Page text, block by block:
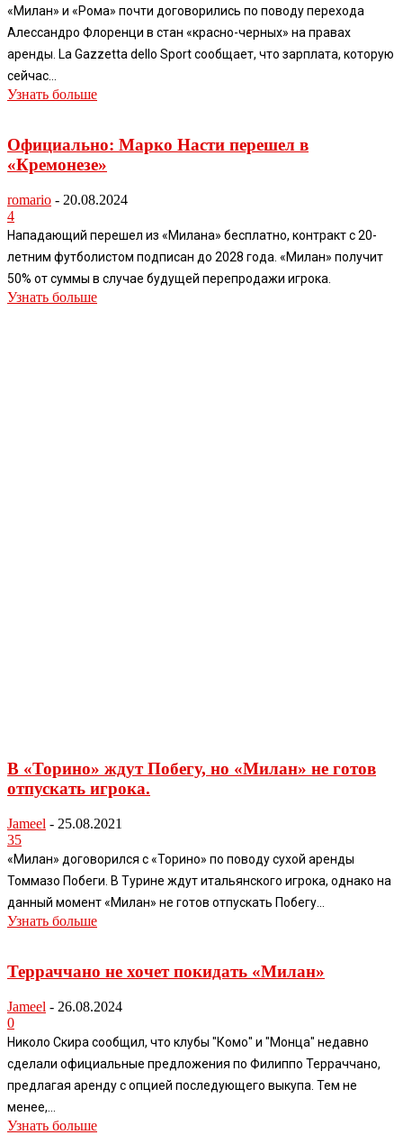
«Милан» и «Рома» почти договорились по поводу перехода
Алессандро Флоренци в стан «красно-черных» на правах
аренды. La Gazzetta dello Sport сообщает, что зарплата, которую
сейчас...
Узнать больше
Официально: Марко Насти перешел в
«Кремонезе»
romario - 20.08.2024
4
Нападающий перешел из «Милана» бесплатно, контракт с 20-
летним футболистом подписан до 2028 года. «Милан» получит
50% от суммы в случае будущей перепродажи игрока.
Узнать больше
В «Торино» ждут Побегу, но «Милан» не готов
отпускать игрока.
Jameel - 25.08.2021
35
«Милан» договорился с «Торино» по поводу сухой аренды
Томмазо Побеги. В Турине ждут итальянского игрока, однако на
данный момент «Милан» не готов отпускать Побегу...
Узнать больше
Терраччано не хочет покидать «Милан»
Jameel - 26.08.2024
0
Николо Скира сообщил, что клубы "Комо" и "Монца" недавно
сделали официальные предложения по Филиппо Терраччано,
предлагая аренду с опцией последующего выкупа. Тем не
менее,...
Узнать больше